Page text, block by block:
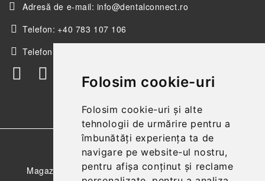
Folosim cookie-uri
Folosim cookie-uri și alte
tehnologii de urmărire pentru a
îmbunătăți experiența ta de
navigare pe website-ul nostru,
pentru afișa conținut și reclame
Adresă de e-mail: info@dentalconnect.ro
Telefon: +40 783 107 106
Telefon:
Magazinul nostru respecta 100% prevederile GDPR.